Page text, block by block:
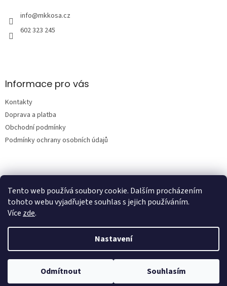
Tento web používá soubory cookie. Dalším procházením
tohoto webu vyjadřujete souhlas s jejich používáním.
Více zde.
Nastavení
Odmítnout Souhlasím
info@mkkosa.cz
602 323 245
Informace pro vás
Kontakty
Doprava a platba
Obchodní podmínky
Podmínky ochrany osobních údajů
0KS /0 KČ
Vytvořil Shoptet
Copyright 2026AmbitionCar . Všechna práva vyhrazena.